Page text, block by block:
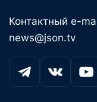
Контактный e-
news@json.tv